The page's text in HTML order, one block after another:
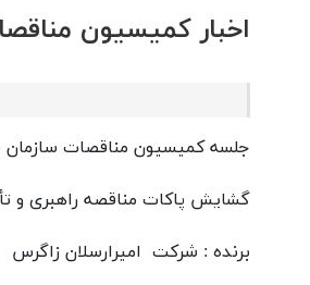
اخبار كميسيون
جلسه کميسيون مناقصات سازمان منطقه ويژه اقتصادی پتروشيمی
گشايش پاكات مناقصه راهبری و
برنده : شركت اميرارسلان زاگرس